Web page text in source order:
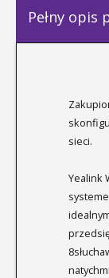
Pełny opis
sieci.
Yealink